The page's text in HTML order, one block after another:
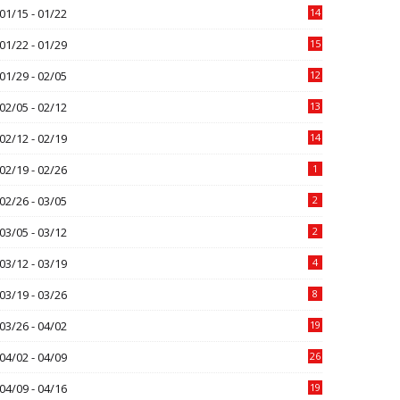
01/15 - 01/22 14
01/22 - 01/29 15
01/29 - 02/05 12
02/05 - 02/12 13
02/12 - 02/19 14
02/19 - 02/26 1
02/26 - 03/05 2
03/05 - 03/12 2
03/12 - 03/19 4
03/19 - 03/26 8
03/26 - 04/02 19
04/02 - 04/09 26
04/09 - 04/16 19